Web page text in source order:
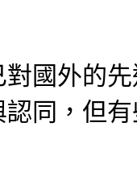
對國外的
同，但